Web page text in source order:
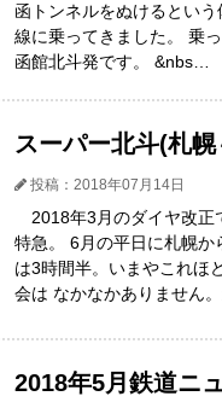
函トンネルをぬけるとい
線に乗ってきました。 乗
函館北斗発です。 &nbs…
スーパー北斗(札
投稿：2018年07月14日
2018年3月のダイヤ改正
特急。 6月の平日に札幌か
は3時間半。いまやこれほ
会は なかなかありません
2018年5月鉄道ニ